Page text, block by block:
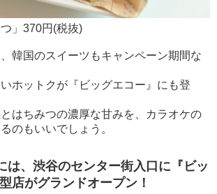
」370円(税抜)
韓国のスイーツもキャンペーン期間な
ホットクが『ビッグエコー』にも登
はちみつの濃厚な甘みを、カラオケの
のもいいでしょう。
は、渋谷のセンター街入口に『ビッ
店がグランドオープン！